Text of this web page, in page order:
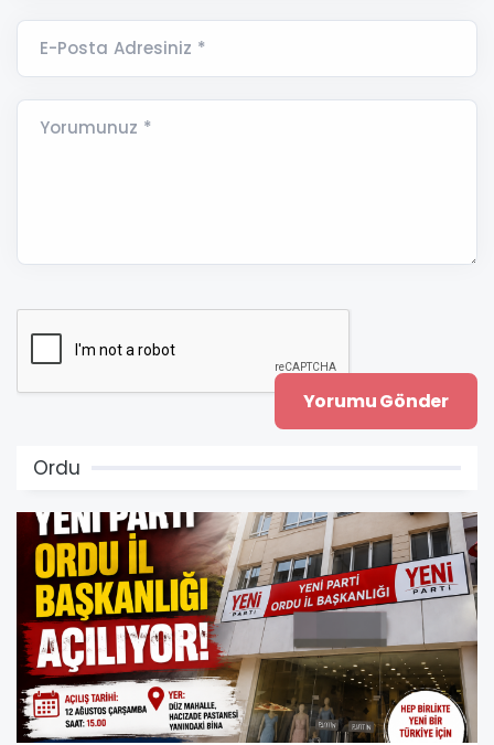
E-Posta Adresiniz *
Yorumunuz *
Ordu